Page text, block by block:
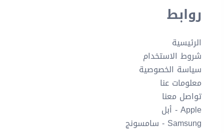
روابط
الرئيسية
شروط الاستخدام
سياسة الخصوصية
معلومات عنا
تواصل معنا
Apple - أبل
Samsung - سامسونج